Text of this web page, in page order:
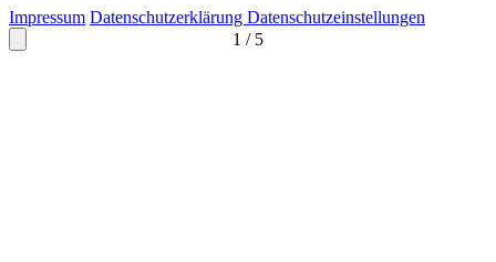
1 / 5
Impressum Datenschutzerklärung Datenschutzeinstellungen